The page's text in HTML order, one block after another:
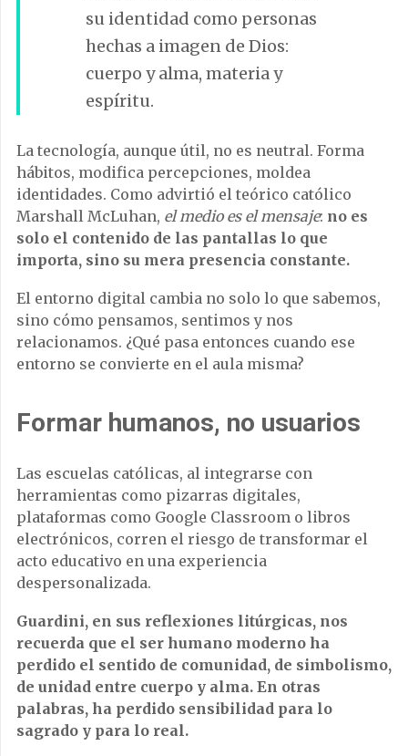
su identidad como personas
hechas a imagen de Dios:
cuerpo y alma, materia y
espíritu.
La tecnología, aunque útil, no es neutral. Forma
hábitos, modifica percepciones, moldea
identidades. Como advirtió el teórico católico
Marshall McLuhan, el medio es el mensaje: no es
solo el contenido de las pantallas lo que
importa, sino su mera presencia constante.
El entorno digital cambia no solo lo que sabemos,
sino cómo pensamos, sentimos y nos
relacionamos. ¿Qué pasa entonces cuando ese
entorno se convierte en el aula misma?
Formar humanos, no usuarios
Las escuelas católicas, al integrarse con
herramientas como pizarras digitales,
plataformas como Google Classroom o libros
electrónicos, corren el riesgo de transformar el
acto educativo en una experiencia
despersonalizada.
Guardini, en sus reflexiones litúrgicas, nos
recuerda que el ser humano moderno ha
perdido el sentido de comunidad, de simbolismo,
de unidad entre cuerpo y alma. En otras
palabras, ha perdido sensibilidad para lo
sagrado y para lo real.